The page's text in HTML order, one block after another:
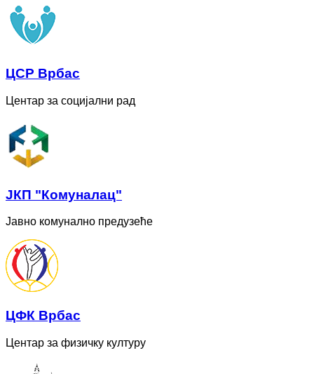
ЦСР Врбас
Центар за социјални рад
ЈКП "Комуналац"
Јавно комунално предузеће
ЦФК Врбас
Центар за физичку културу